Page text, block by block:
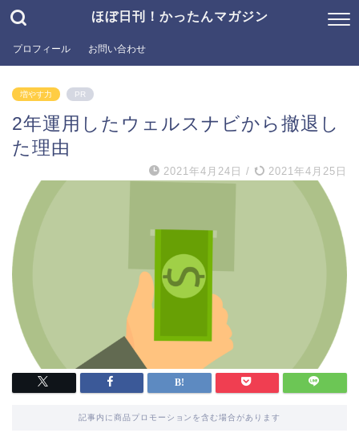
ほぼ日刊！かったんマガジン
プロフィール お問い合わせ
増やす力 PR
2年運用したウェルスナビから撤退し
た理由
2021年4月24日 / 2021年4月25日
記事内に商品プロモーションを含む場合があります